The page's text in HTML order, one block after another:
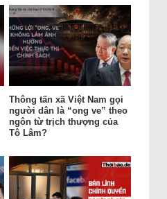
Thông tấn xã Việt Nam gọi
người dân là “ong ve” theo
ngôn từ trịch thượng của
Tô Lâm?